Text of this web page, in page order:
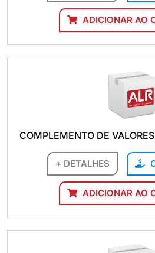
ADICIONAR AO
COMPLEMENTO DE
+ DETALHES
ADICIONAR AO